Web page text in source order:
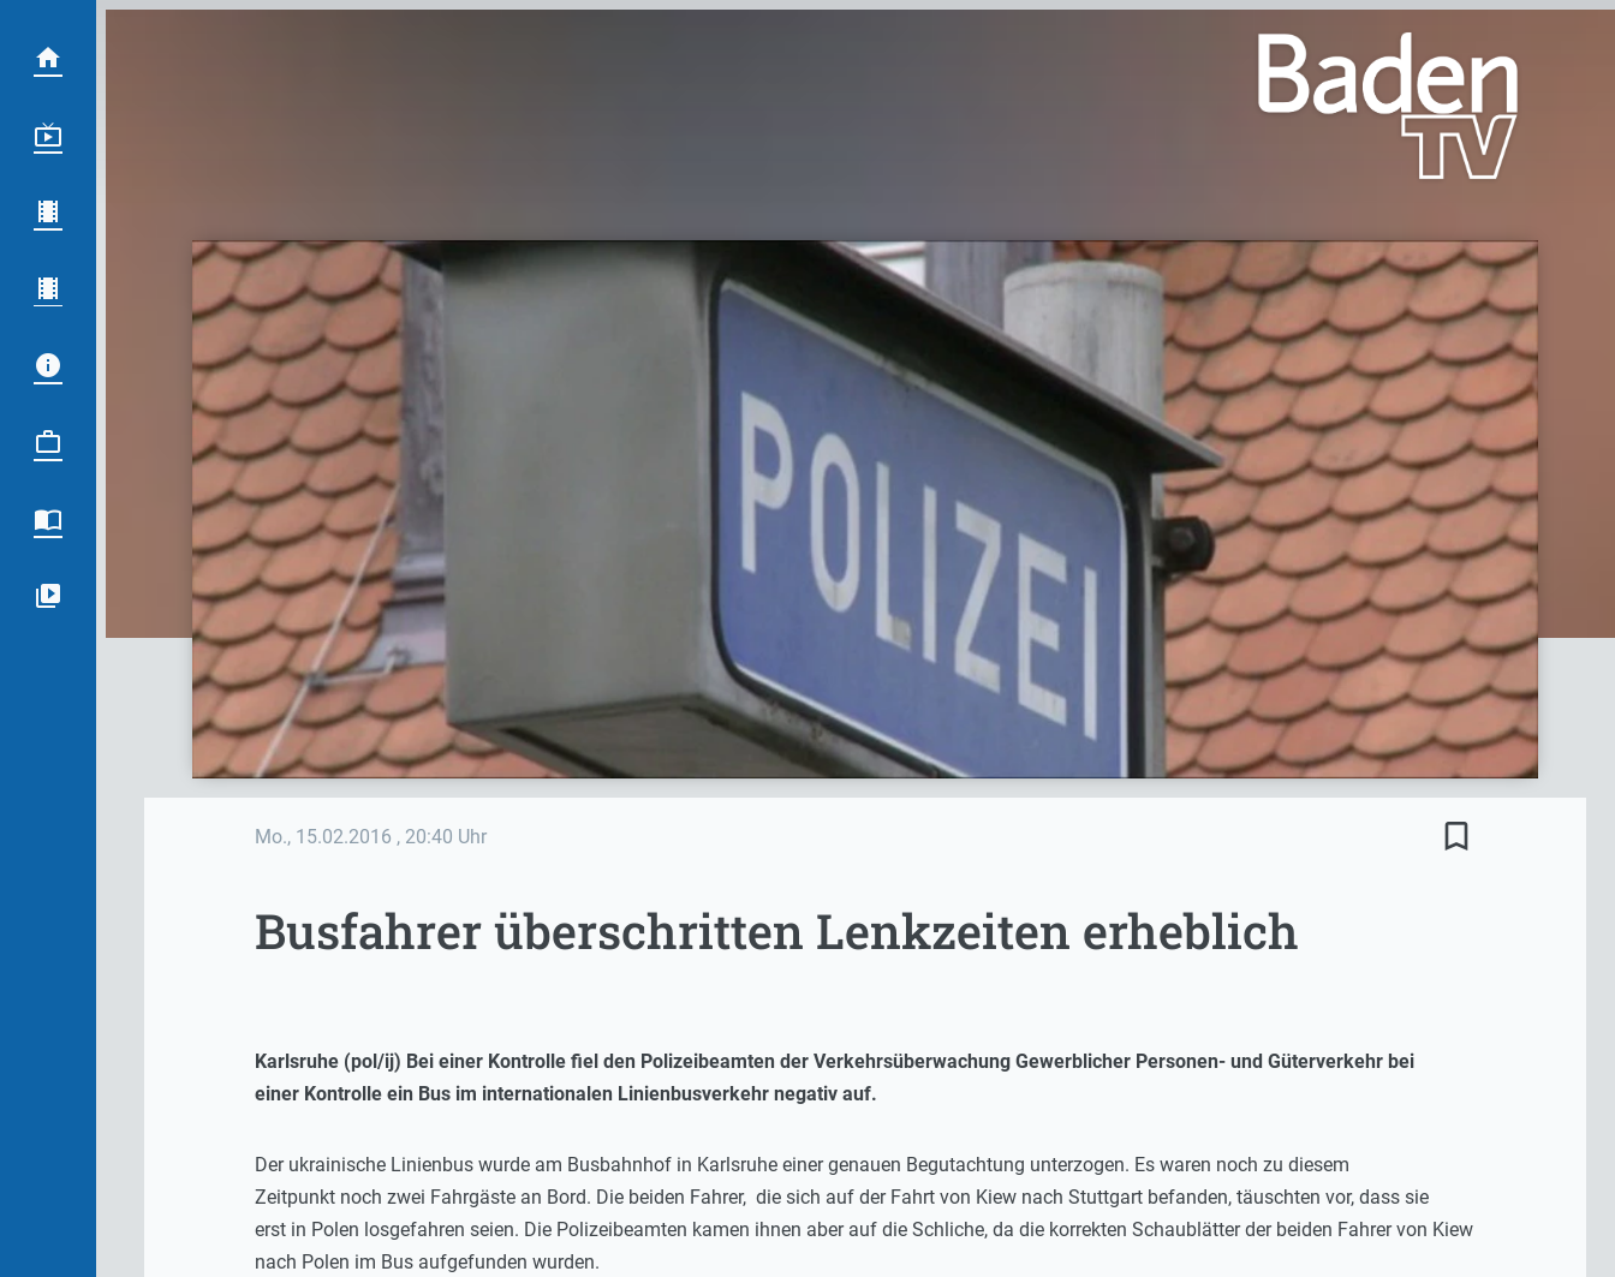
Mo., 15.02.2016 , 20:40 Uhr bookmark_border
Busfahrer überschritten Lenkzeiten erheblich
Karlsruhe (pol/ij) Bei einer Kontrolle fiel den Polizeibeamten der Verkehrsüberwachung Gewerblicher Personen- und Güterverkehr bei
einer Kontrolle ein Bus im internationalen Linienbusverkehr negativ auf.
Der ukrainische Linienbus wurde am Busbahnhof in Karlsruhe einer genauen Begutachtung unterzogen. Es waren noch zu diesem
Zeitpunkt noch zwei Fahrgäste an Bord. Die beiden Fahrer, die sich auf der Fahrt von Kiew nach Stuttgart befanden, täuschten vor, dass sie
erst in Polen losgefahren seien. Die Polizeibeamten kamen ihnen aber auf die Schliche, da die korrekten Schaublätter der beiden Fahrer von Kiew
nach Polen im Bus aufgefunden wurden.